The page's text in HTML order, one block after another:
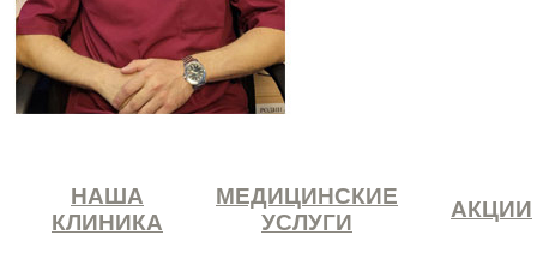
НАША
КЛИНИКА
МЕДИЦИНСКИЕ
УСЛУГИ
АКЦИИ